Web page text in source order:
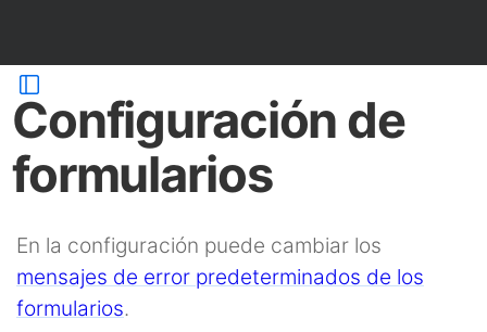
Configuración de
formularios
En la configuración puede cambiar los
mensajes de error predeterminados de los
formularios.